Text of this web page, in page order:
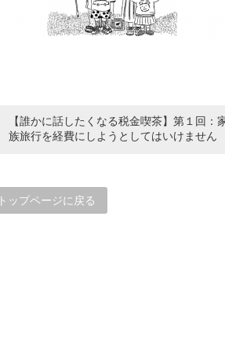
【誰かに話したくなる税金喫茶】第１回：
族旅行を経費にしようとしてはいけません
トップページに戻る